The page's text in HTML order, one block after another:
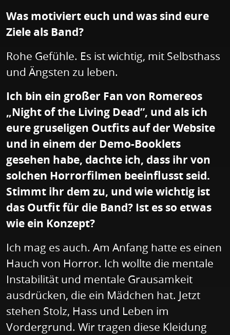
Was motiviert euch und was sind eure
Ziele als Band?
Rohe Gefühle. Es ist wichtig, mit Selbsthass
und Ängsten zu leben.
Ich bin ein großer Fan von Romereos
„Night of the Living Dead”, und als ich
eure gruseligen Outfits auf der Website
und in einem der Demo-Booklets
gesehen habe, dachte ich, dass ihr von
solchen Horrorfilmen beeinflusst seid.
Stimmt ihr dem zu, und wie wichtig ist
das Outfit für die Band? Ist es so etwas
wie ein Konzept?
Ich mag es auch. Am Anfang hatte es einen
Hauch von Horror. Ich wollte die mentale
Instabilität und mentale Grausamkeit
ausdrücken, die ein Mädchen hat. Jetzt
stehen Stolz, Hass und Leben im
Vordergrund. Wir tragen diese Kleidung